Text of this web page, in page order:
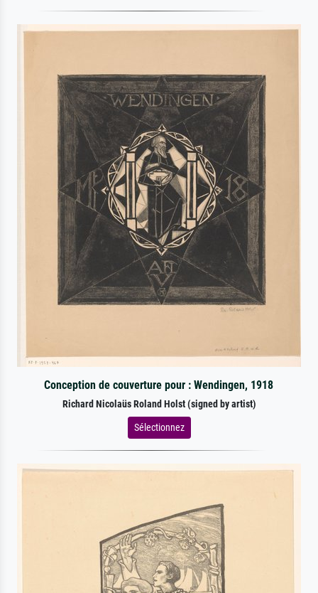
Conception de couverture pour : Wendingen, 1918
Richard Nicolaüs Roland Holst (signed by artist)
Sélectionnez